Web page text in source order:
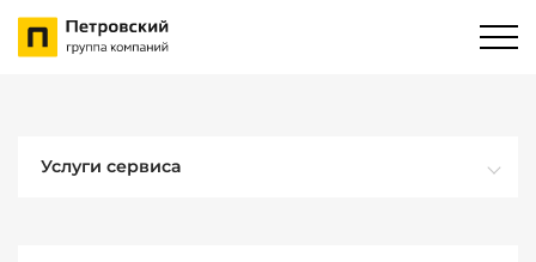
Услуги сервиса